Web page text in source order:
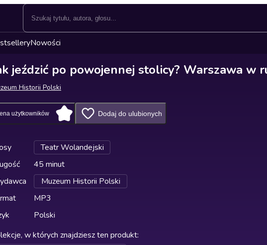
Nowości
jeździć po powojennej stolicy? Warszawa w
Historii Polski
użytkowników Dodaj do ulubionych
Teatr Wolandejski
45 minut
Muzeum Historii Polski
MP3
Polski
w których znajdziesz ten produkt: